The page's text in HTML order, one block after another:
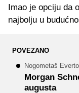
Imao je opciju da
najbolju u
POVEZANO
Nogometaš
Morgan
augusta